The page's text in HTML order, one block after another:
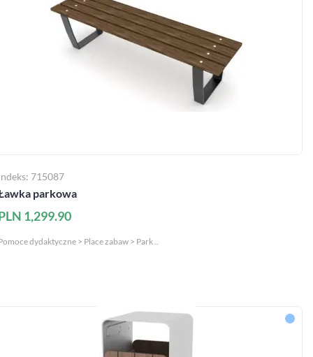
715087
parkowa
1,299.90
dydaktyczne > Place zabaw > Park ..